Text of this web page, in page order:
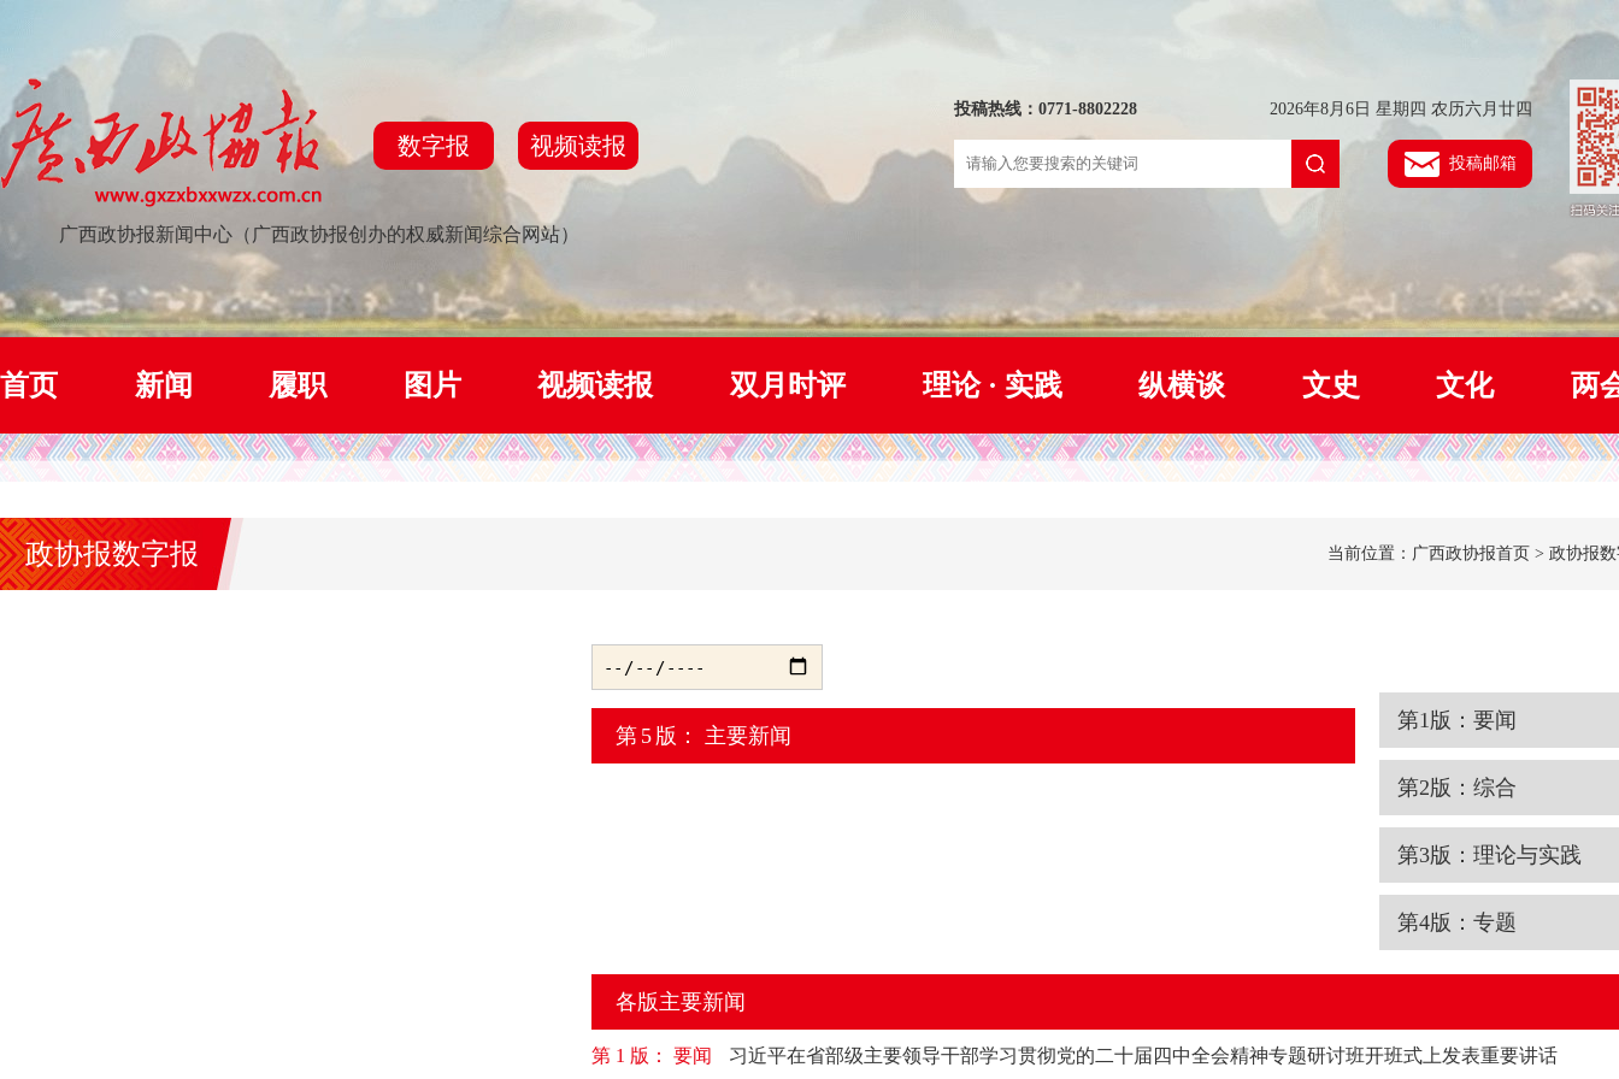
数字报 视频读报
广西政协报新闻中心（广西政协报创办的权威新闻综合网站）
投稿热线：0771-8802228 2026年8月6日 星期四 农历六月廿四
投稿邮箱
首页 新闻 履职 图片 视频读报 双月时评 理论 · 实践 纵横谈 文史 文化 两
政协报数字报 当前位置： 广西政协报首页 > 政协报
第 5 版： 主要新闻
第1版：要闻
第2版：综合
第3版：理论与实践
第4版：专题
各版主要新闻
第 1 版： 要闻 习近平在省部级主要领导干部学习贯彻党的二十届四中全会精神专题研讨班开班式上发表重要讲话